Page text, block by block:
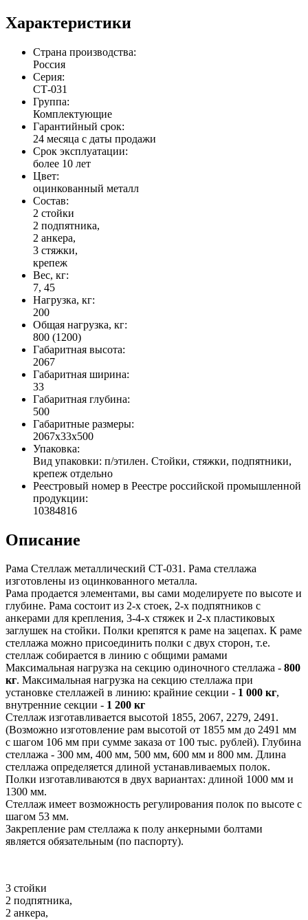
Характеристики
Страна производства:
Россия
Серия:
СТ-031
Группа:
Комплектующие
Гарантийный срок:
24 месяца с даты продажи
Срок эксплуатации:
более 10 лет
Цвет:
оцинкованный металл
Состав:
2 стойки
2 подпятника,
2 анкера,
3 стяжки,
крепеж
Вес, кг:
7, 45
Нагрузка, кг:
200
Общая нагрузка, кг:
800 (1200)
Габаритная высота:
2067
Габаритная ширина:
33
Габаритная глубина:
500
Габаритные размеры:
2067x33x500
Упаковка:
Вид упаковки: п/этилен. Стойки, стяжки, подпятники,
крепеж отдельно
Реестровый номер в Реестре российской промышленной
продукции:
10384816
Описание
Рама Стеллаж металлический СТ-031. Рама стеллажа
изготовлены из оцинкованного металла.
Рама продается элементами, вы сами моделируете по высоте и
глубине. Рама состоит из 2-х стоек, 2-х подпятников с
анкерами для крепления, 3-4-х стяжек и 2-х пластиковых
заглушек на стойки. Полки крепятся к раме на зацепах. К раме
стеллажа можно присоединить полки с двух сторон, т.е.
стеллаж собирается в линию с общими рамами
Максимальная нагрузка на секцию одиночного стеллажа - 800
кг. Максимальная нагрузка на секцию стеллажа при
установке стеллажей в линию: крайние секции - 1 000 кг,
внутренние секции - 1 200 кг
Стеллаж изготавливается высотой 1855, 2067, 2279, 2491.
(Возможно изготовление рам высотой от 1855 мм до 2491 мм
с шагом 106 мм при сумме заказа от 100 тыс. рублей). Глубина
стеллажа - 300 мм, 400 мм, 500 мм, 600 мм и 800 мм. Длина
стеллажа определяется длиной устанавливаемых полок.
Полки изготавливаются в двух вариантах: длиной 1000 мм и
1300 мм.
Стеллаж имеет возможность регулирования полок по высоте с
шагом 53 мм.
Закрепление рам стеллажа к полу анкерными болтами
является обязательным (по паспорту).
3 стойки
2 подпятника,
2 анкера,